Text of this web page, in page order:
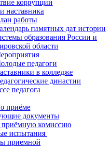
коррупции
наставника
работы
памятных дат истории
образования России и
области
педагоги
в колледже
династии
педагога
приёме
документы
комиссию
испытания
приемной